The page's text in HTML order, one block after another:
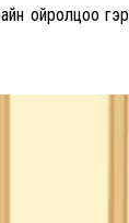
ойролцоо